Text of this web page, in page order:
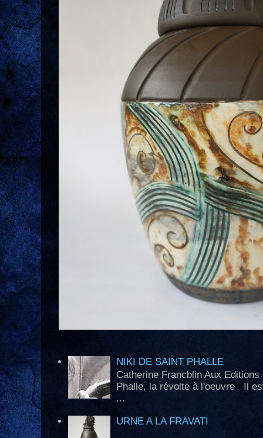
NIKI DE SAINT PHALLE
Catherine Francblin Aux
Phalle, la révolte à l'oeuvre Il
...
URNE A LA FRAVATI